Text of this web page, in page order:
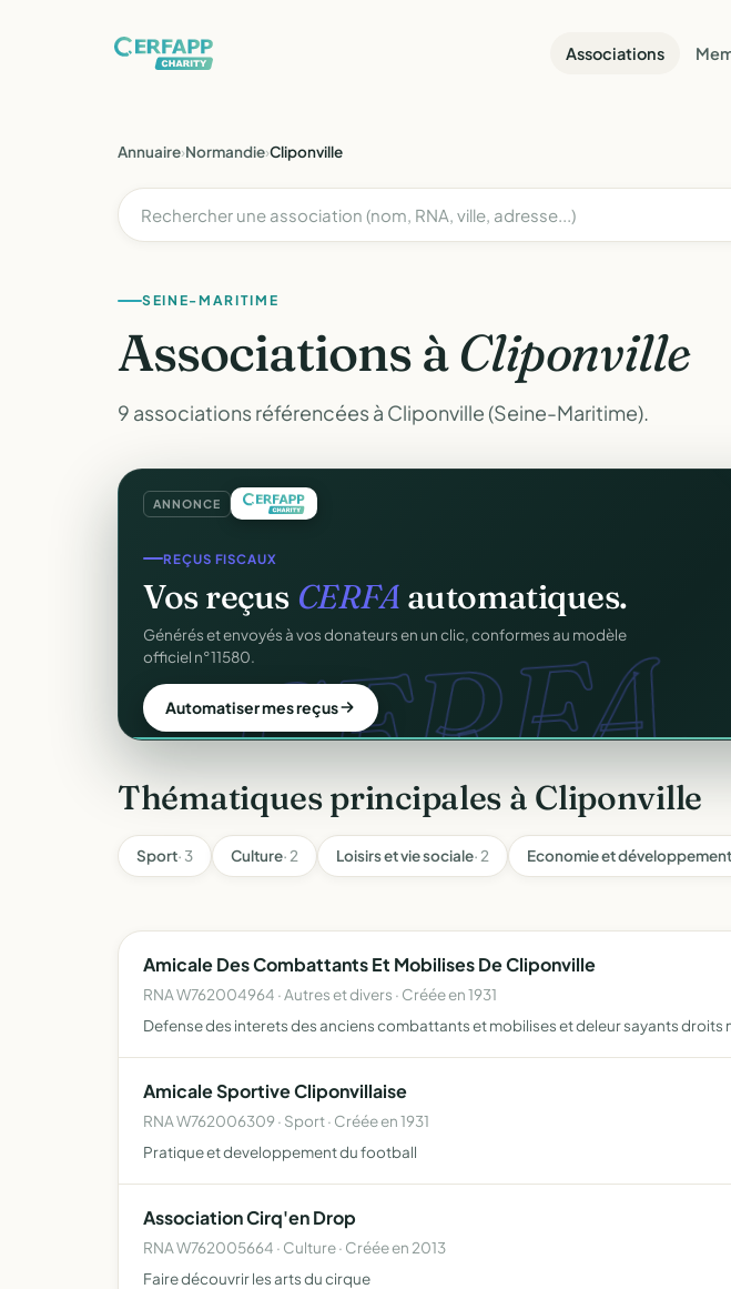
Associations
Annuaire›Normandie›Cliponville
SEINE-MARITIME
Associations àCliponville
9 associations référencées à Cliponville (Seine-Maritime).
ANNONCE
CERFA.
REÇUS FISCAUX
Vos reçus CERFA automatiques.
Générés et envoyés à vos donateurs en un clic, conformes au modèle
officiel n°11580.
Automatiser mes reçus web.
SITE WEB
Votre site web d'associationoffert
Une page publique élégante et un site de collecte, prêts en cinq minutes.
Sans webmaster.
Créer mon site gratuit
Thématiques principales à Cliponville
Sport· 3 Culture· 2 Loisirs et vie sociale· 2 Economie et
Amicale Des Combattants Et Mobilises De Cliponville
RNA W762004964 · Autres et divers · Créée en 1931
Defense des interets des anciens combattants et mobilises et deleur sayants
Amicale Sportive Cliponvillaise
RNA W762006309 · Sport · Créée en 1931
Pratique et developpement du football
Association Cirq'en Drop
RNA W762005664 · Culture · Créée en 2013
Faire découvrir les arts du cirque